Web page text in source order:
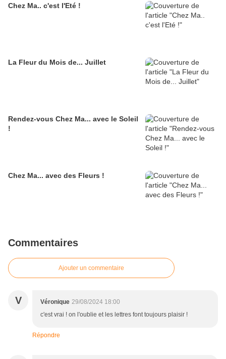
Chez Ma.. c'est l'Eté !
La Fleur du Mois de... Juillet
Rendez-vous Chez Ma... avec le Soleil
!
Chez Ma... avec des Fleurs !
Commentaires
Ajouter un commentaire
V Véronique 29/08/2024 18:00
c'est vrai ! on l'oublie et les lettres font toujours plaisir !
Répondre